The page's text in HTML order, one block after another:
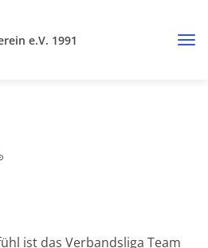
e.V. 1991
ist das Verbandsliga Team